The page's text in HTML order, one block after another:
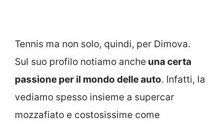
Tennis ma non solo, quindi, per Dimova.
Sul suo profilo notiamo anche una certa
passione per il mondo delle auto. Infatti, la
vediamo spesso insieme a supercar
mozzafiato e costosissime come